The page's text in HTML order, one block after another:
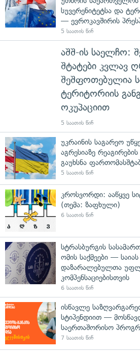
სუვერენიტეტსა და
— ევროკავშირის
5 საათის წინ
აშშ-ის საელჩო:
შტატები კვლავ
შეშფოთებულია
ტერიტორიის
ოკუპაციით
5 საათის წინ
უკრაინის საგარეო
აგრესიაზე
გაუხსნა
5 საათის წინ
კროსვორდი: ააწყვე
(თემა: ზაფხული)
6 საათის წინ
სტრასბურგის
ომის საქმეები —
დაზარალებულთა
კომპენსაციებისთვის
6 საათის წინ
ისწავლე
სტიპენდიით —
საერთაშორისო
7 საათის წინ